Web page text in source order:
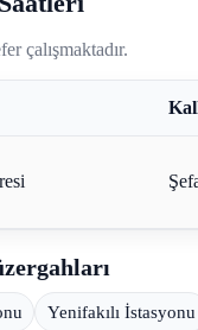
çalışmaktadır.
Yenifakılı İstasyonu